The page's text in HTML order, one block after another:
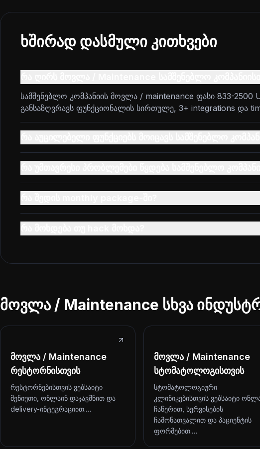
ხშირად დასმული კითხვები
სამშენებლო კომპანიის მოვლა / maintenance ფასი 833-2500
განსაზღვრავს ფუნქციონალის სირთულე, 3+ integrations და
მოვლა / Maintenance სხვა
მოვლა / Maintenance
რესტორნისთვის
რესტორნებისთვის ვებსაიტი
მენიუთი, ონლაინ დაჯავშნით და
delivery-ინტეგრაციით.…
მოვლა / Maintenance
სტომატოლოგისთვის
სტომატოლოგიური
კლინიკებისთვის ვებსაიტი
ჩაწერით, სერვისების
ჩამონათვალით და პაციენტის
ფორმებით.…